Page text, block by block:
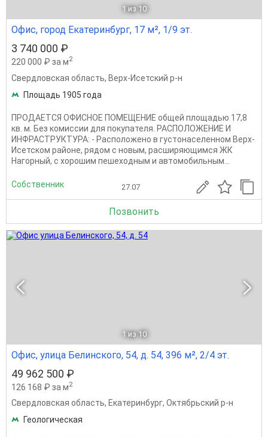
1 из 10
Офис, город Екатеринбург, 17 м², 1/9 эт.
3 740 000 ₽
220 000 ₽ за м2
Свердловская область, Верх-Исетский р-н
Площадь 1905 года
ПРОДАЕТСЯ ОФИСНОЕ ПОМЕЩЕНИЕ общей площадью 17,8
кв. м. Без комиссии для покупателя. РАСПОЛОЖЕНИЕ И
ИНФРАСТРУКТУРА: - Расположено в густонаселенном Верх-
Исетском районе, рядом с новым, расширяющимся ЖК
Нагорный, с хорошим пешеходным и автомобильным...
Собственник 27.07
Позвонить
1 из 10
Офис, улица Белинского, 54, д. 54, 396 м², 2/4 эт.
49 962 500 ₽
126 168 ₽ за м2
Свердловская область, Екатеринбург, Октябрьский р-н
Геологическая